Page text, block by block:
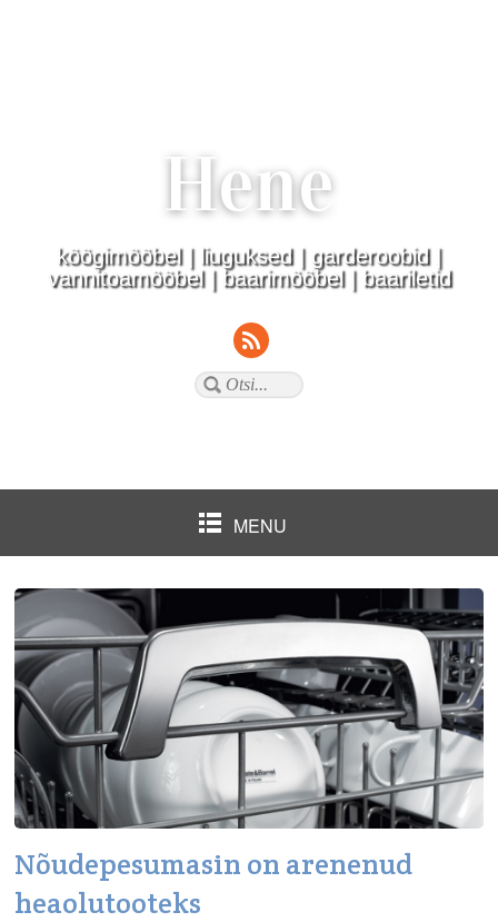
Hene
köögimööbel | liuguksed | garderoobid |
vannitoamööbel | baarimööbel | baariletid
MENU
Nõudepesumasin on arenenud
heaolutooteks